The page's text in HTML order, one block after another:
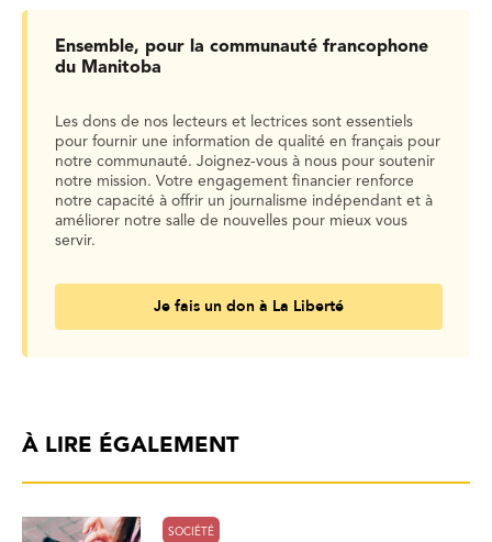
Ensemble, pour la communauté francophone
du Manitoba
Les dons de nos lecteurs et lectrices sont essentiels
pour fournir une information de qualité en français pour
notre communauté. Joignez-vous à nous pour soutenir
notre mission. Votre engagement financier renforce
notre capacité à offrir un journalisme indépendant et à
améliorer notre salle de nouvelles pour mieux vous
servir.
Je fais un don à La Liberté
À LIRE ÉGALEMENT
SOCIÉTÉ